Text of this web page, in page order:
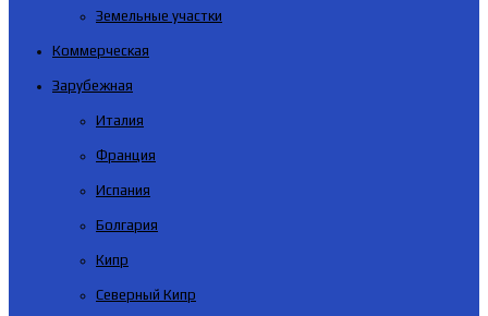
Земельные участки
Коммерческая
Зарубежная
Италия
Франция
Испания
Болгария
Кипр
Северный Кипр